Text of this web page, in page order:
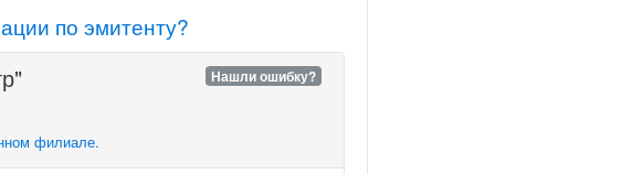
по эмитенту?
Нашли ошибку?
филиале.